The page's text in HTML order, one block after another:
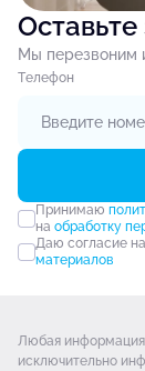
Оставьте
Мы перезвоним
Tелефон
Принимаю
на обработку
Даю согласие на
материалов
Любая
исключительно